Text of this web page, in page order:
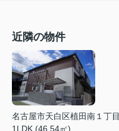
近隣の物件
名古屋市天白区植田南１丁目
1LDK (46.54㎡)